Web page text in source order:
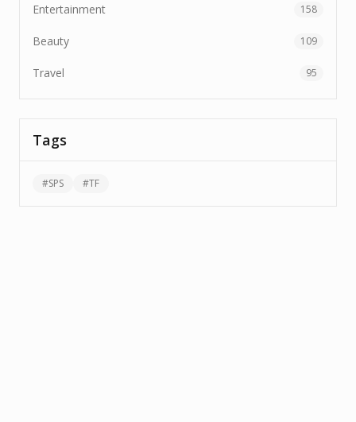
Entertainment 158
Beauty 109
Travel 95
Tags
#SPS #TF